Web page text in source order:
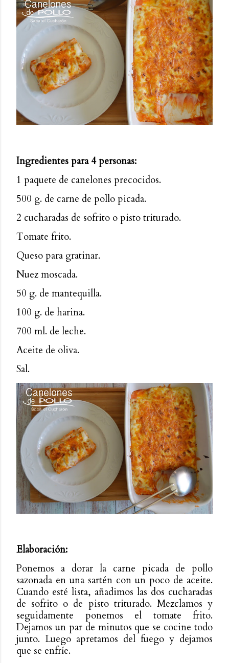
Ingredientes para 4 personas:
1 paquete de canelones precocidos.
500 g. de carne de pollo picada.
2 cucharadas de sofrito o pisto triturado.
Tomate frito.
Queso para gratinar.
Nuez moscada.
50 g. de mantequilla.
100 g. de harina.
700 ml. de leche.
Aceite de oliva.
Sal.
Elaboración:
Ponemos a dorar la carne picada de pollo
sazonada en una sartén con un poco de aceite.
Cuando esté lista, añadimos las dos cucharadas
de sofrito o de pisto triturado. Mezclamos y
seguidamente ponemos el tomate frito.
Dejamos un par de minutos que se cocine todo
junto. Luego apretamos del fuego y dejamos
que se enfríe.